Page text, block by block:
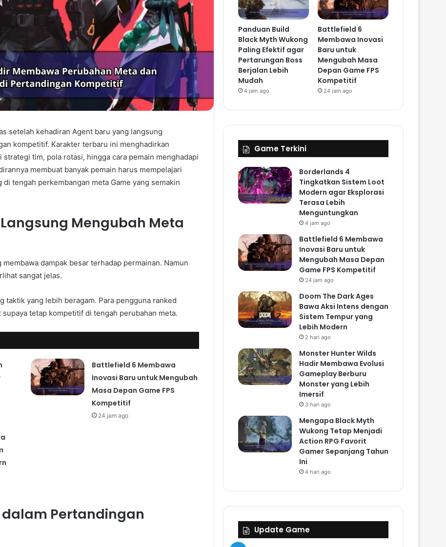
setelah kehadiran Agent baru yang langsung
kompetitif. Karakter terbaru ini menghadirkan
tim, pola rotasi, hingga cara pemain menghadapi
membuat banyak pemain harus mempelajari
tengah perkembangan meta Game yang semakin
Mengubah Meta
dampak besar terhadap permainan. Namun
sangat jelas.
taktik yang lebih beragam. Para pengguna ranked
tetap kompetitif di tengah perubahan meta.
Battlefield 6 Membawa
Inovasi Baru untuk Mengubah
Masa Depan Game FPS
Kompetitif
24 jam ago
dalam Pertandingan
Panduan Build
Black Myth Wukong
Paling Efektif agar
Pertarungan Boss
Berjalan Lebih
Mudah
4 jam ago
Battlefield 6
Membawa Inovasi
Baru untuk
Mengubah Masa
Depan Game FPS
Kompetitif
24 jam ago
Game Terkini
Borderlands 4
Tingkatkan Sistem Loot
Modern agar Eksplorasi
Terasa Lebih
Menguntungkan
4 jam ago
Battlefield 6 Membawa
Inovasi Baru untuk
Mengubah Masa Depan
Game FPS Kompetitif
24 jam ago
Doom The Dark Ages
Bawa Aksi Intens dengan
Sistem Tempur yang
Lebih Modern
2 hari ago
Monster Hunter Wilds
Hadir Membawa Evolusi
Gameplay Berburu
Monster yang Lebih
Imersif
3 hari ago
Mengapa Black Myth
Wukong Tetap Menjadi
Action RPG Favorit
Gamer Sepanjang Tahun
Ini
4 hari ago
Update Game